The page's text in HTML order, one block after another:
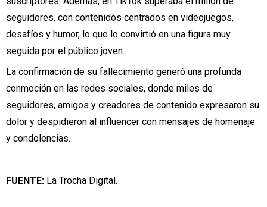
seguidores, con contenidos centrados en videojuegos,
desafíos y humor, lo que lo convirtió en una figura muy
seguida por el público joven.
La confirmación de su fallecimiento generó una profunda
conmoción en las redes sociales, donde miles de
seguidores, amigos y creadores de contenido expresaron su
dolor y despidieron al influencer con mensajes de homenaje
y condolencias.
FUENTE: La Trocha Digital.